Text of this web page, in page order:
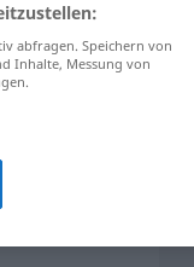
abfragen. Speichern von
Inhalte, Messung von